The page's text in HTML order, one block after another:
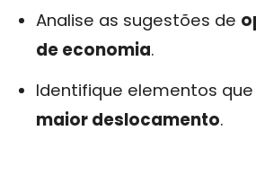
Analise as sugestões de
de economia.
Identifique elementos
maior deslocamento.